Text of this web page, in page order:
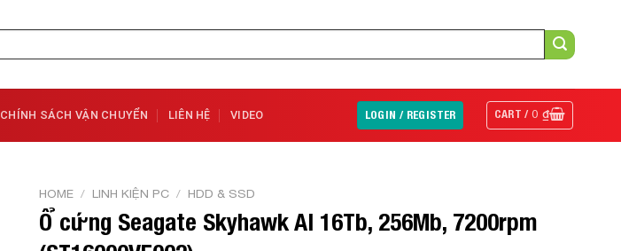
CHÍNH SÁCH VẬN CHUYỂN LIÊN HỆ VIDEO LOGIN / REGISTER CART /0₫
HOME / LINH KIỆN PC / HDD & SSD
Ổ cứng Seagate Skyhawk AI 16Tb, 256Mb, 7200rpm